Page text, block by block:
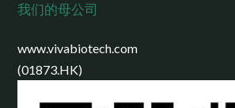
我们的母公司
www.vivabiotech.com
(01873.HK)